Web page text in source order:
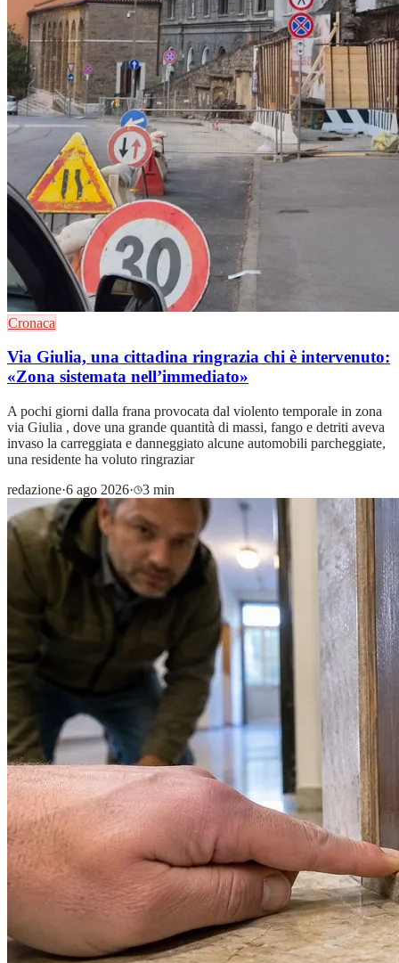
Cronaca
Via Giulia, una cittadina ringrazia chi è intervenuto:
«Zona sistemata nell’immediato»
A pochi giorni dalla frana provocata dal violento temporale in zona
via Giulia , dove una grande quantità di massi, fango e detriti aveva
invaso la carreggiata e danneggiato alcune automobili parcheggiate,
una residente ha voluto ringraziar
redazione·6 ago 2026· 3 min